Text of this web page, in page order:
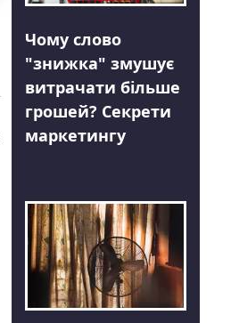
Чому слово
"знижка" змушує
витрачати більше
грошей? Секрети
маркетингу